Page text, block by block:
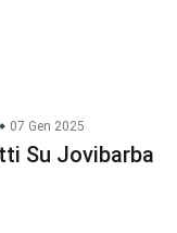
07 Gen 2025
Su Jovibarba